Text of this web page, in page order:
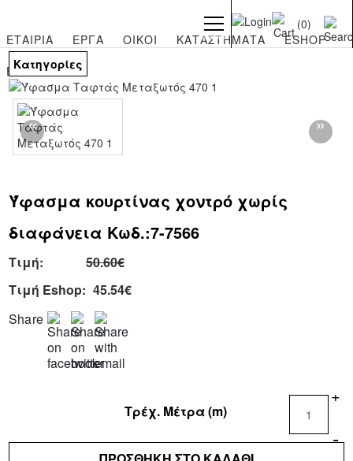
ΕΤΑΙΡΙΑ ΕΡΓΑ ΟΙΚΟΙ ΚΑΤΑΣΤΗΜΑΤΑ
ESHOP
ΕΠΙΚΟΙΝΩΝΙΑ
(0)
Κατηγορίες
Ύφασμα κουρτίνας χοντρό χωρίς
διαφάνεια Κωδ.:7-7566
Τιμή:
50.60€
Τιμή Eshop: 45.54€
Share
Τρέχ. Μέτρα (m)
+
-
ΕΤΑΙΡΙΑ
ΣΧΕΤΙΚΑ
ΜΕ
ΥΠΗΡΕΣΙΕΣ
ΙΣΤΟΛΟΓΙΟ
ΝΕΑ
ΕΡΓΑ
Beach
Clubs
Εστιατόρια